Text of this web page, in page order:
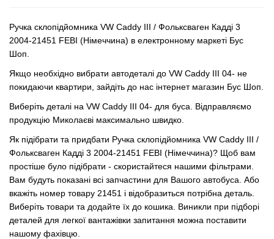
Ручка склопідйомника VW Caddy III / Фольксваген Кадді 3
2004-21451 FEBI (Німеччина) в електронному маркеті Бус
Шоп.
Якщо необхідно вибрати автодеталі до VW Caddy III 04- не
покидаючи квартири, зайдіть до нас інтернет магазин Бус Шоп.
Виберіть деталі на VW Caddy III 04- для буса. Відправляємо
продукцію Миколаєві максимально швидко.
Як підібрати та придбати Ручка склопідйомника VW Caddy III /
Фольксваген Кадді 3 2004-21451 FEBI (Німеччина)? Щоб вам
простіше було підібрати - скористайтеся нашими фільтрами.
Вам будуть показані всі запчастини для Вашого автобуса. Або
вкажіть номер товару 21451 і відобразиться потрібна деталь.
Виберіть товари та додайте їх до кошика. Виникли при підборі
деталей для легкої вантажівки запитання можна поставити
нашому фахівцю.